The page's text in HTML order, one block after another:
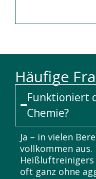
Häufige
Funktioniert
Chemie?
Ja – in vielen
vollkommen aus.
oft ganz ohne